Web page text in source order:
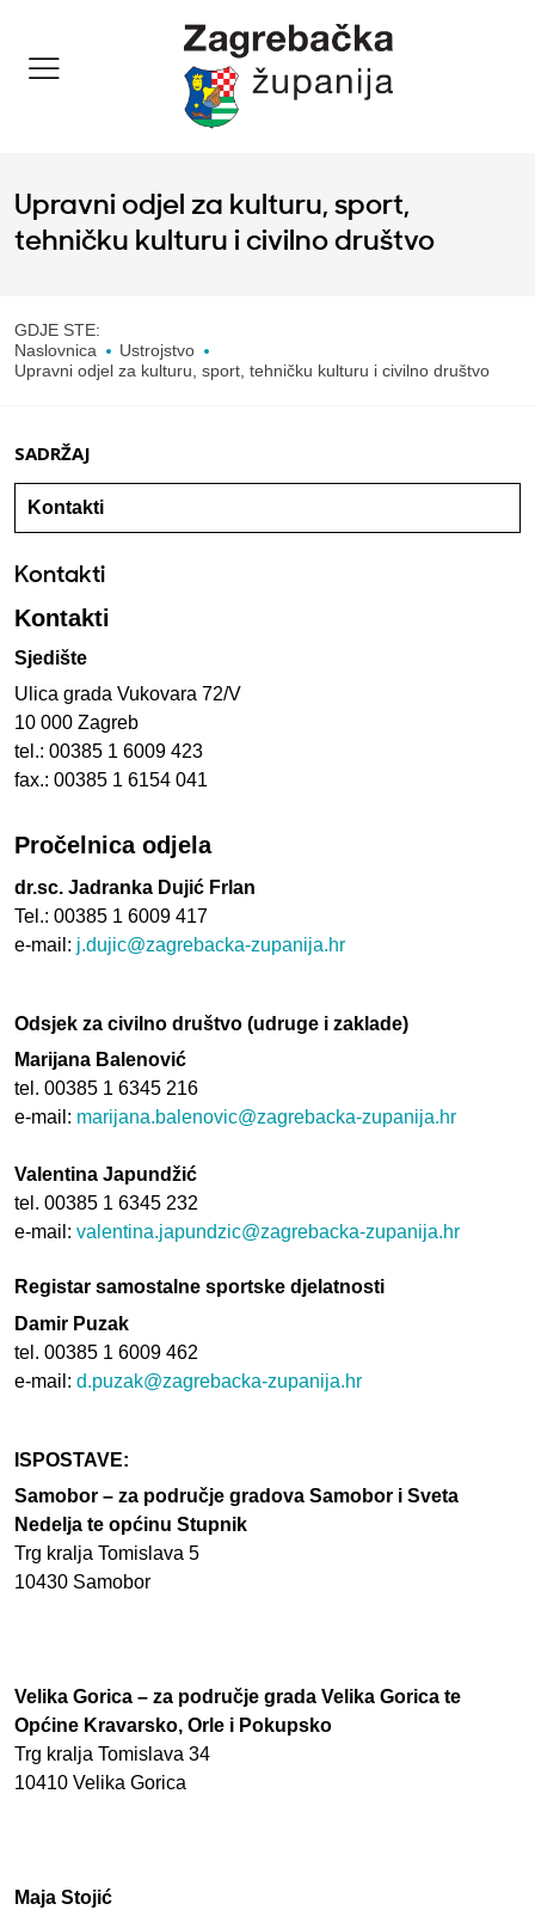
Upravni odjel za kulturu, sport,
tehničku kulturu i civilno društvo
GDJE STE:
Naslovnica
Ustrojstvo
Upravni odjel za kulturu, sport, tehničku kulturu i civilno društvo
SADRŽAJ
Kontakti
Kontakti
Sjedište
Ulica grada Vukovara 72/V
10 000 Zagreb
tel.: 00385 1 6009 423
fax.: 00385 1 6154 041
Pročelnica odjela
dr.sc. Jadranka Dujić Frlan
Tel.: 00385 1 6009 417
e-mail: j.dujic@zagrebacka-zupanija.hr
Odsjek za civilno društvo (udruge i zaklade)
Marijana Balenović
tel. 00385 1 6345 216
e-mail: marijana.balenovic@zagrebacka-zupanija.hr
Valentina Japundžić
tel. 00385 1 6345 232
e-mail: valentina.japundzic@zagrebacka-zupanija.hr
Registar samostalne sportske djelatnosti
Damir Puzak
tel. 00385 1 6009 462
e-mail: d.puzak@zagrebacka-zupanija.hr
ISPOSTAVE:
Samobor – za područje gradova Samobor i Sveta
Nedelja te općinu Stupnik
Trg kralja Tomislava 5
10430 Samobor
Velika Gorica – za područje grada Velika Gorica te
Općine Kravarsko, Orle i Pokupsko
Trg kralja Tomislava 34
10410 Velika Gorica
Maja Stojić